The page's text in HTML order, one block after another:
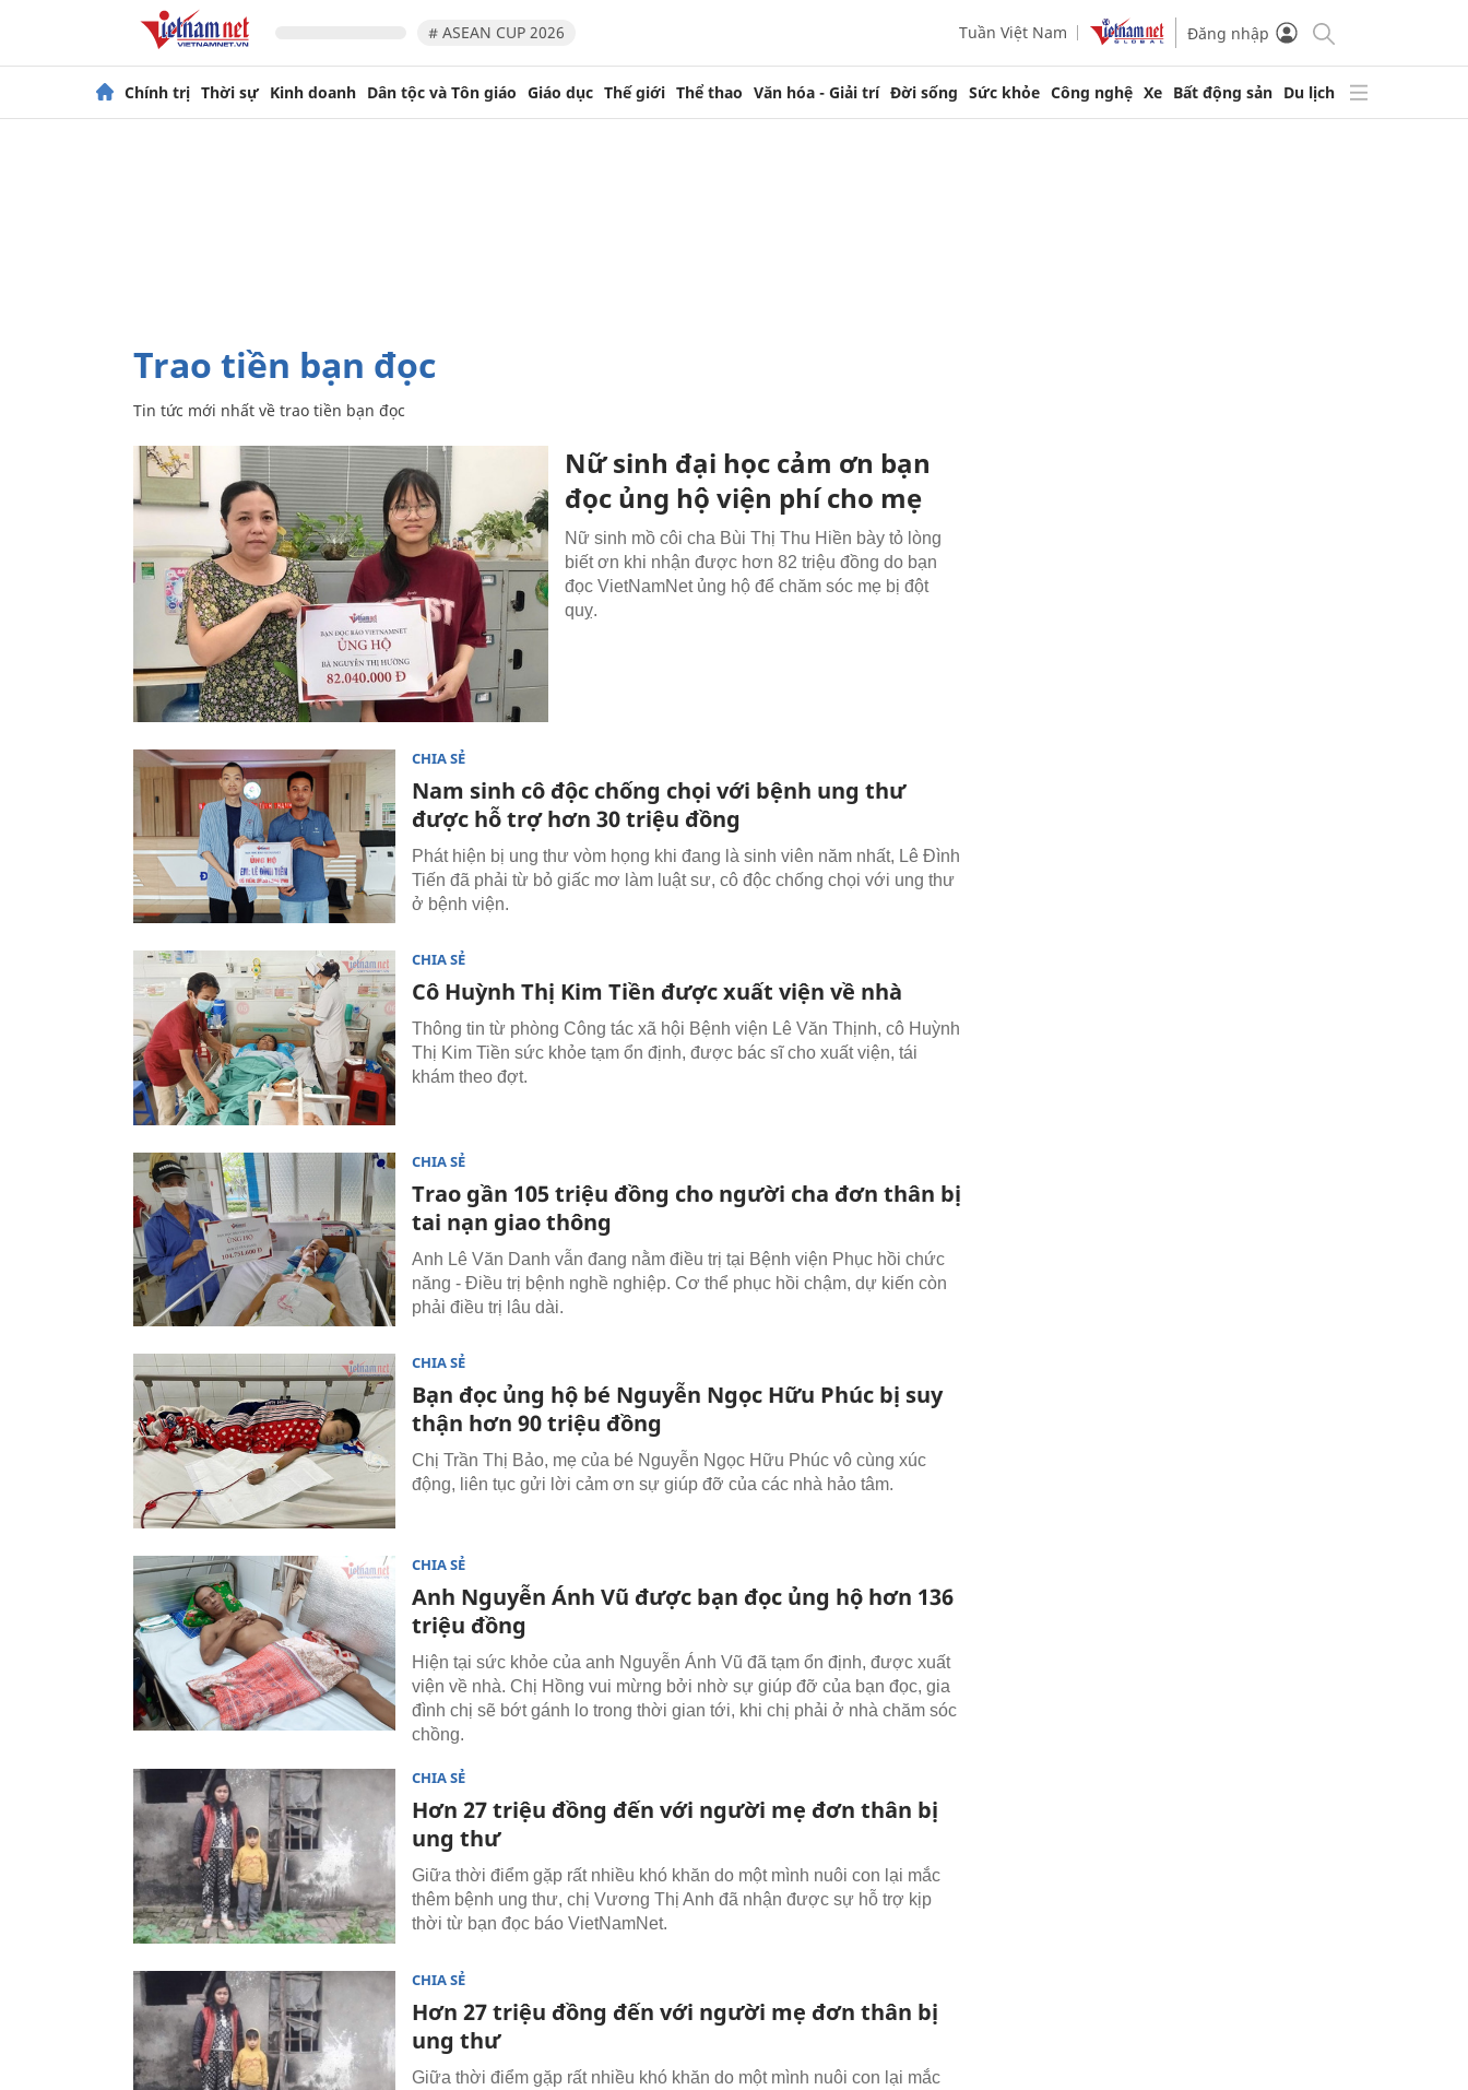
# ASEAN CUP 2026 Tuần Việt Nam Đăng nhập
Chính trị Thời sự Kinh doanh Dân tộc và Tôn giáo Giáo dục Thế giới Thể thao Văn hóa - Giải trí Đời sống Sức khỏe Công nghệ Xe Bất động sản Du lịch
trao tiền bạn đọc
Tin tức mới nhất về trao tiền bạn đọc
Nữ sinh đại học cảm ơn bạn
đọc ủng hộ viện phí cho mẹ
Nữ sinh mồ côi cha Bùi Thị Thu Hiền bày tỏ lòng
biết ơn khi nhận được hơn 82 triệu đồng do bạn
đọc VietNamNet ủng hộ để chăm sóc mẹ bị đột
quỵ.
CHIA SẺ
Nam sinh cô độc chống chọi với bệnh ung thư
được hỗ trợ hơn 30 triệu đồng
Phát hiện bị ung thư vòm họng khi đang là sinh viên năm nhất, Lê Đình
Tiến đã phải từ bỏ giấc mơ làm luật sư, cô độc chống chọi với ung thư
ở bệnh viện.
CHIA SẺ
Cô Huỳnh Thị Kim Tiền được xuất viện về nhà
Thông tin từ phòng Công tác xã hội Bệnh viện Lê Văn Thịnh, cô Huỳnh
Thị Kim Tiền sức khỏe tạm ổn định, được bác sĩ cho xuất viện, tái
khám theo đợt.
CHIA SẺ
Trao gần 105 triệu đồng cho người cha đơn thân bị
tai nạn giao thông
Anh Lê Văn Danh vẫn đang nằm điều trị tại Bệnh viện Phục hồi chức
năng - Điều trị bệnh nghề nghiệp. Cơ thể phục hồi chậm, dự kiến còn
phải điều trị lâu dài.
CHIA SẺ
Bạn đọc ủng hộ bé Nguyễn Ngọc Hữu Phúc bị suy
thận hơn 90 triệu đồng
Chị Trần Thị Bảo, mẹ của bé Nguyễn Ngọc Hữu Phúc vô cùng xúc
động, liên tục gửi lời cảm ơn sự giúp đỡ của các nhà hảo tâm.
CHIA SẺ
Anh Nguyễn Ánh Vũ được bạn đọc ủng hộ hơn 136
triệu đồng
Hiện tại sức khỏe của anh Nguyễn Ánh Vũ đã tạm ổn định, được xuất
viện về nhà. Chị Hồng vui mừng bởi nhờ sự giúp đỡ của bạn đọc, gia
đình chị sẽ bớt gánh lo trong thời gian tới, khi chị phải ở nhà chăm sóc
chồng.
CHIA SẺ
Hơn 27 triệu đồng đến với người mẹ đơn thân bị
ung thư
Giữa thời điểm gặp rất nhiều khó khăn do một mình nuôi con lại mắc
thêm bệnh ung thư, chị Vương Thị Anh đã nhận được sự hỗ trợ kịp
thời từ bạn đọc báo VietNamNet.
CHIA SẺ
Hơn 27 triệu đồng đến với người mẹ đơn thân bị
ung thư
Giữa thời điểm gặp rất nhiều khó khăn do một mình nuôi con lại mắc